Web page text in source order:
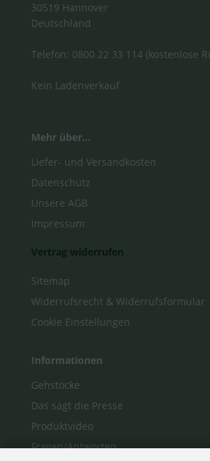
30519 Hannover
Deutschland
Telefon: 0800 22 33 114 (kostenlose
Kein Ladenverkauf
Mehr über...
Liefer- und Versandkosten
Datenschutz
Unsere AGB
Impressum
Vertrag widerrufen
Sitemap
Widerrufsrecht & Widerrufsformular
Cookie Einstellungen
Informationen
Gehstöcke
Das sagt die Presse
Produktvideo
Fragen/Antworten